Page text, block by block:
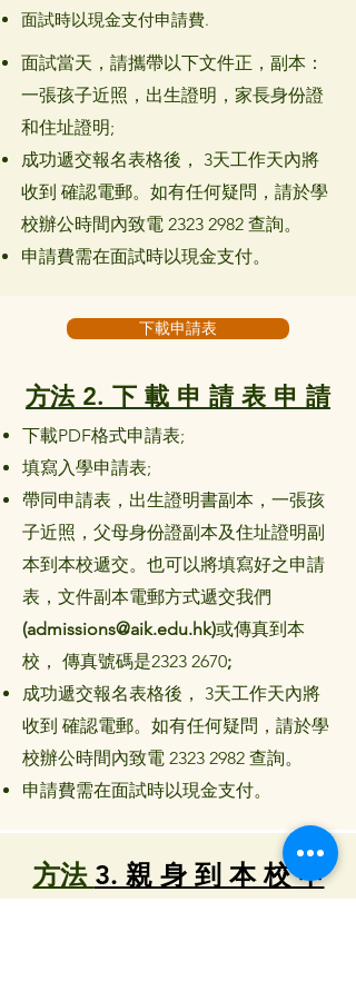
面試時以現金支付申請費.
面試當天，請攜帶以下文件正，副本：
一張孩子近照，出生證明，家長身份證
和住址證明;
成功遞交報名表格後， 3天工作天內將
收到 確認電郵。如有任何疑問，請於學
校辦公時間內致電 2323 2982 查詢。
申請費需在面試時以現金支付。
下載申請表
方法 2. 下 載 申 請 表 申 請
下載PDF格式申請表;
填寫入學申請表;
帶同申請表，出生證明書副本，一張孩
子近照，父母身份證副本及住址證明副
本到本校遞交。也可以將填寫好之申請
表，文件副本電郵方式遞交我們
(admissions@aik.edu.hk)或傳真到本
校， 傳真號碼是2323 2670;
成功遞交報名表格後， 3天工作天內將
收到 確認電郵。如有任何疑問，請於學
校辦公時間內致電 2323 2982 查詢。
申請費需在面試時以現金支付。
方法 3. 親 身 到 本 校 申